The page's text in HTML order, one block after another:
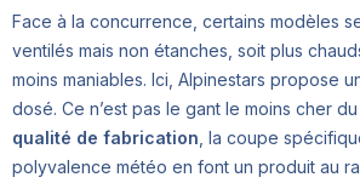
Face à la concurrence, certains modèles
ventilés mais non étanches, soit plus
moins maniables. Ici, Alpinestars propose
dosé. Ce n’est pas le gant le moins cher
qualité de fabrication , la coupe
polyvalence météo en font un produit au